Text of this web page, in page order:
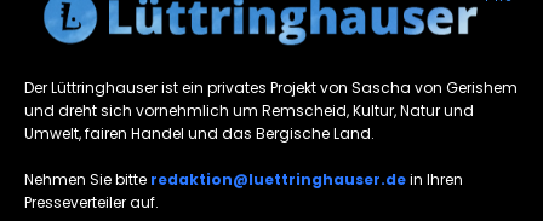
Der Lüttringhauser ist ein privates Projekt von Sascha von Gerishem
und dreht sich vornehmlich um Remscheid, Kultur, Natur und
Umwelt, fairen Handel und das Bergische Land.
Nehmen Sie bitte redaktion@luettringhauser.dein Ihren
Presseverteiler auf.